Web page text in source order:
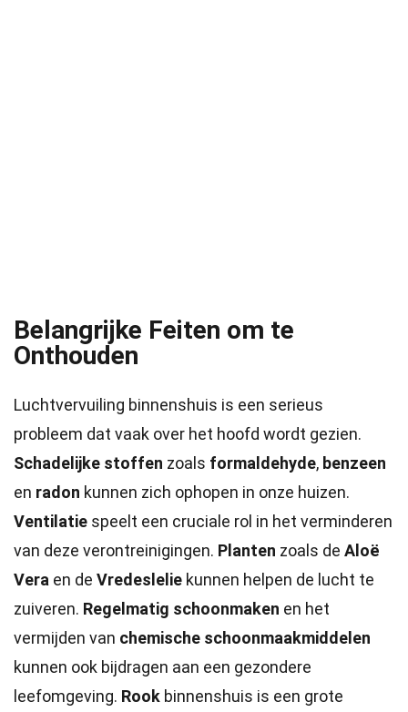
Belangrijke Feiten om te
Onthouden
Luchtvervuiling binnenshuis is een serieus
probleem dat vaak over het hoofd wordt gezien.
Schadelijke stoffen zoals formaldehyde, benzeen
en radon kunnen zich ophopen in onze huizen.
Ventilatie speelt een cruciale rol in het verminderen
van deze verontreinigingen. Planten zoals de Aloë
Vera en de Vredeslelie kunnen helpen de lucht te
zuiveren. Regelmatig schoonmaken en het
vermijden van chemische schoonmaakmiddelen
kunnen ook bijdragen aan een gezondere
leefomgeving. Rook binnenshuis is een grote